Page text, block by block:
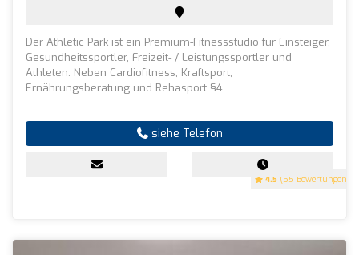
4.5 (55 Bewertungen)
Der Athletic Park ist ein Premium-Fitnessstudio für Einsteiger,
Gesundheitssportler, Freizeit- / Leistungssportler und
Athleten. Neben Cardiofitness, Kraftsport,
Ernährungsberatung und Rehasport §4...
siehe Telefon